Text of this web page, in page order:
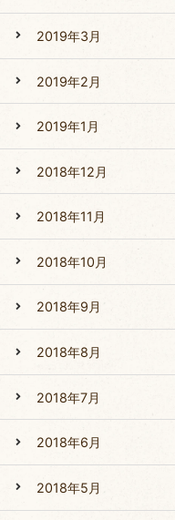
2019年3月
2019年2月
2019年1月
2018年12月
2018年11月
2018年10月
2018年9月
2018年8月
2018年7月
2018年6月
2018年5月